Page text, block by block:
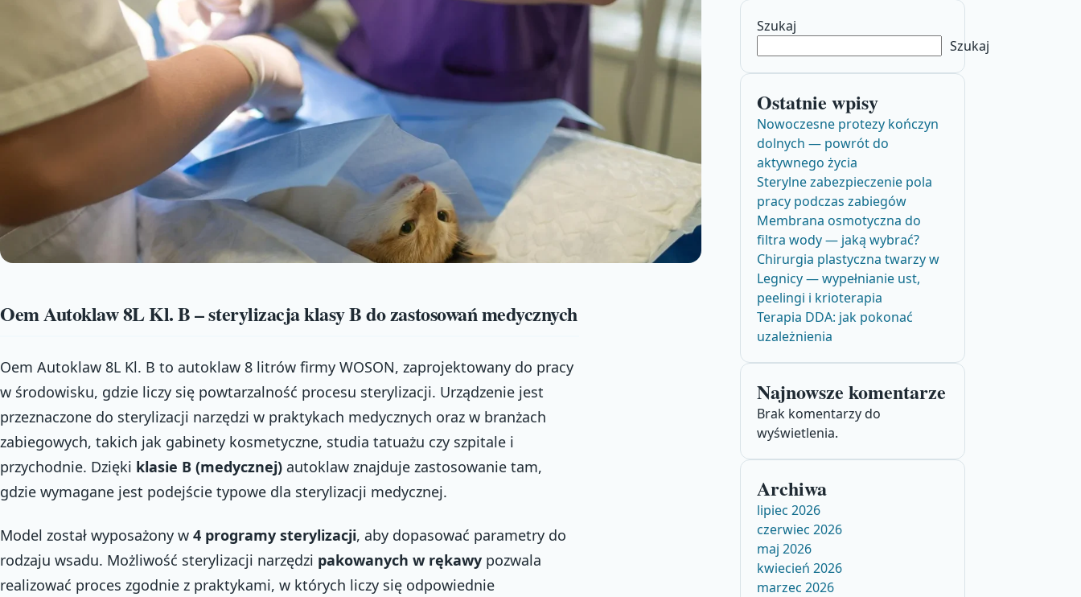
Oem Autoklaw 8L Kl. B – sterylizacja klasy B do zastosowań medycznych
Oem Autoklaw 8L Kl. B to autoklaw 8 litrów firmy WOSON, zaprojektowany do pracy
w środowisku, gdzie liczy się powtarzalność procesu sterylizacji. Urządzenie jest
przeznaczone do sterylizacji narzędzi w praktykach medycznych oraz w branżach
zabiegowych, takich jak gabinety kosmetyczne, studia tatuażu czy szpitale i
przychodnie. Dzięki klasie B (medycznej) autoklaw znajduje zastosowanie tam,
gdzie wymagane jest podejście typowe dla sterylizacji medycznej.
Model został wyposażony w 4 programy sterylizacji, aby dopasować parametry do
rodzaju wsadu. Możliwość sterylizacji narzędzi pakowanych w rękawy pozwala
realizować proces zgodnie z praktykami, w których liczy się odpowiednie
Szukaj
Szukaj
Ostatnie wpisy
Nowoczesne protezy kończyn
dolnych — powrót do
aktywnego życia
Sterylne zabezpieczenie pola
pracy podczas zabiegów
Membrana osmotyczna do
filtra wody — jaką wybrać?
Chirurgia plastyczna twarzy w
Legnicy — wypełnianie ust,
peelingi i krioterapia
Terapia DDA: jak pokonać
uzależnienia
Najnowsze komentarze
Brak komentarzy do
wyświetlenia.
Archiwa
lipiec 2026
czerwiec 2026
maj 2026
kwiecień 2026
marzec 2026